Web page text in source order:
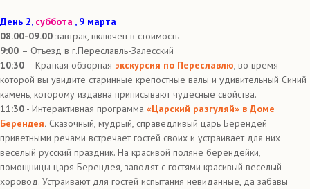
День 2, суббота , 9 марта
08.00-09.00 завтрак, включён в стоимость
9:00 – Отъезд в г.Переславль-Залесский
10:30 – Краткая обзорная экскурсия по Переславлю, во время
которой вы увидите старинные крепостные валы и удивительный Синий
камень, которому издавна приписывают чудесные свойства.
11:30 - Интерактивная программа «Царский разгуляй» в Доме
Берендея. Сказочный, мудрый, справедливый царь Берендей
приветными речами встречает гостей своих и устраивает для них
веселый русский праздник. На красивой поляне берендейки,
помощницы царя Берендея, заводят с гостями красивый веселый
хоровод. Устраивают для гостей испытания невиданные, да забавы